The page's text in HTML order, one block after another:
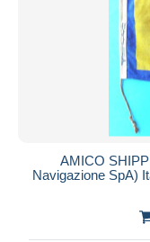
AMICO
Navigazione SpA)